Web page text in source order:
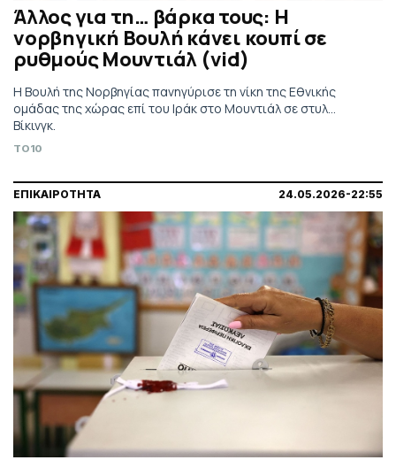
Άλλος για τη… βάρκα τους: Η
νορβηγική Βουλή κάνει κουπί σε
ρυθμούς Μουντιάλ (vid)
Η Βουλή της Νορβηγίας πανηγύρισε τη νίκη της Εθνικής
ομάδας της χώρας επί του Ιράκ στο Μουντιάλ σε στυλ...
Βίκινγκ.
TO10
ΕΠΙΚΑΙΡΟΤΗΤΑ 24.05.2026-22:55